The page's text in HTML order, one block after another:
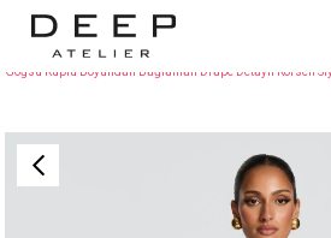
Anasayfa TÜM ELBİSELER
Göğsü Kuplu Boyundan Bağlamalı Drape Detaylı Korseli